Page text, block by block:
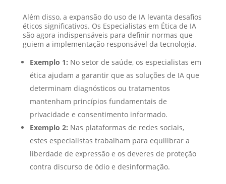
Além disso, a expansão do uso de IA levanta desafios
éticos significativos. Os Especialistas em Ética de IA
são agora indispensáveis para definir normas que
guiem a implementação responsável da tecnologia.
Exemplo 1: No setor de saúde, os especialistas em
ética ajudam a garantir que as soluções de IA que
determinam diagnósticos ou tratamentos
mantenham princípios fundamentais de
privacidade e consentimento informado.
Exemplo 2: Nas plataformas de redes sociais,
estes especialistas trabalham para equilibrar a
liberdade de expressão e os deveres de proteção
contra discurso de ódio e desinformação.